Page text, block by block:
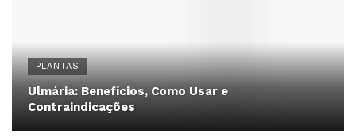
PLANTAS
Ulmária: Benefícios, Como Usar e
Contraindicações